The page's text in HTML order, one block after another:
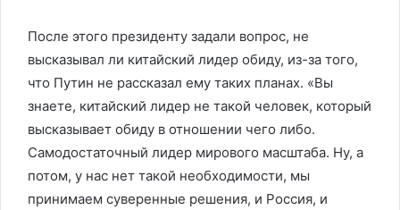
После этого президенту задали вопрос, не
высказывал ли китайский лидер обиду, из-за того,
что Путин не рассказал ему таких планах. «Вы
знаете, китайский лидер не такой человек, который
высказывает обиду в отношении чего либо.
Самодостаточный лидер мирового масштаба. Ну, а
потом, у нас нет такой необходимости, мы
принимаем суверенные решения, и Россия, и